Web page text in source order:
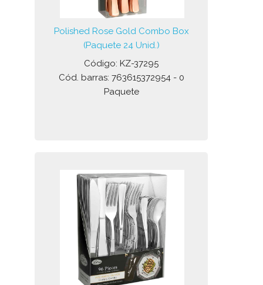
Polished Rose Gold Combo Box
(Paquete 24 Unid.)
Código: KZ-37295
Cód. barras: 763615372954 - 0
Paquete